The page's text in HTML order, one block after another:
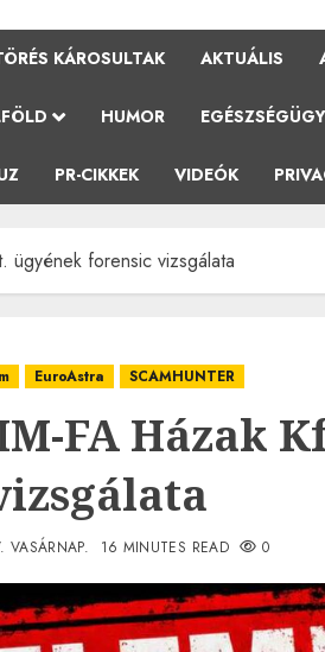
KÁROSULTAK AKTUÁLIS
HUMOR EGÉSZSÉGÜGY
PR-CIKKEK VIDEÓK
ügyének forensic vizsgálata
EuroAstra SCAMHUNTER
FA Házak
VASÁRNAP. 16 MINUTES READ 0